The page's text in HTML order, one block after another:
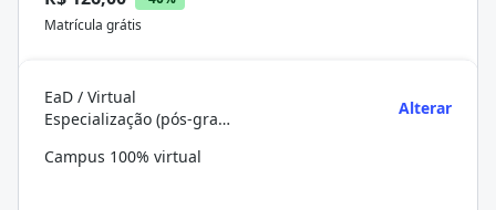
Matrícula grátis
EaD / Virtual
Especialização (pós-graduação)
Alterar
Campus 100% virtual